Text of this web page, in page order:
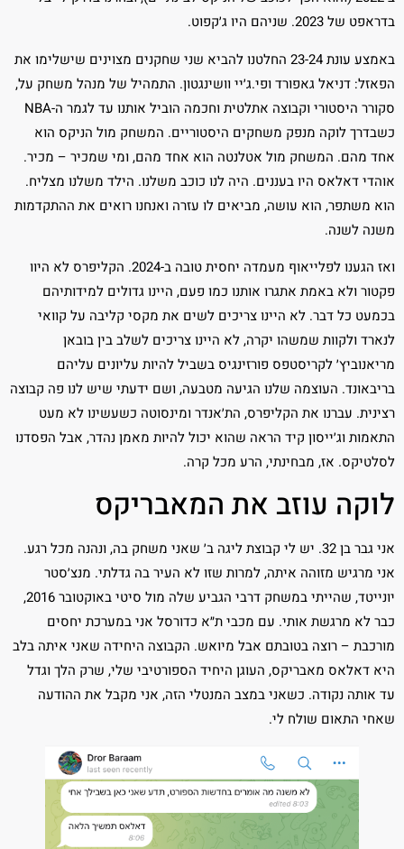
בדראפט של 2023. שניהם היו ג׳קפוט.
באמצע עונת 23-24 החלטנו להביא שני שחקנים מצוינים שישלימו את
הפאזל: דניאל גאפורד ופי.ג׳יי וושינגטון. התמהיל של מנהל משחק על,
סקורר היסטורי וקבוצה אתלטית וחכמה הוביל אותנו עד לגמר ה-NBA
כשבדרך לוקה מנפק משחקים היסטוריים. המשחק מול הניקס הוא
אחד מהם. המשחק מול אטלנטה הוא אחד מהם, ומי שמכיר – מכיר.
אוהדי דאלאס היו בעננים. היה לנו כוכב משלנו. הילד משלנו מצליח.
הוא משתפר, הוא עושה, מביאים לו עזרה ואנחנו רואים את ההתקדמות
משנה לשנה.
ואז הגענו לפלייאוף מעמדה יחסית טובה ב-2024. הקליפרס לא היוו
פקטור ולא באמת אתגרו אותנו כמו פעם, היינו גדולים למידותיהם
בכמעט כל דבר. לא היינו צריכים לשים את מקסי קליבה על קוואי
לנארד ולקוות שמשהו יקרה, לא היינו צריכים לשלב בין בובאן
מריאנוביץ׳ לקריסטפס פורזינגיס בשביל להיות עליונים עליהם
בריבאונד. העוצמה שלנו הגיעה מטבעה, ושם ידעתי שיש לנו פה קבוצה
רצינית. עברנו את הקליפרס, הת׳אנדר ומינסוטה כשעשינו לא מעט
התאמות וג׳ייסון קיד הראה שהוא יכול להיות מאמן נהדר, אבל הפסדנו
לסלטיקס. אז, מבחינתי, הרע מכל קרה.
לוקה עוזב את המאבריקס
אני גבר בן 32. יש לי קבוצת ליגה ב׳ שאני משחק בה, ונהנה מכל רגע.
אני מרגיש מזוהה איתה, למרות שזו לא העיר בה גדלתי. מנצ׳סטר
יונייטד, שהייתי במשחק דרבי הגביע שלה מול סיטי באוקטובר 2016,
כבר לא מרגשת אותי. עם מכבי ת״א כדורסל אני במערכת יחסים
מורכבת – רוצה בטובתם אבל מיואש. הקבוצה היחידה שאני איתה בלב
היא דאלאס מאבריקס, העוגן היחיד הספורטיבי שלי, שרק הלך וגדל
עד אותה נקודה. כשאני במצב המנטלי הזה, אני מקבל את ההודעה
שאחי התאום שולח לי.